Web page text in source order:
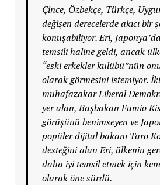
Çince, Özbekçe, Türkçe,
değişen derecelerde akıcı bir
konuşabiliyor. Eri,
temsili haline geldi, ancak
“eski erkekler kulübü”nün
olarak görmesini istemiyor.
muhafazakar Liberal
yer alan, Başbakan Fumio
görüşünü benimseyen ve
popüler dijital bakanı Taro
desteğini alan Eri, ülkenin
daha iyi temsil etmek için
olarak öne sürdü.